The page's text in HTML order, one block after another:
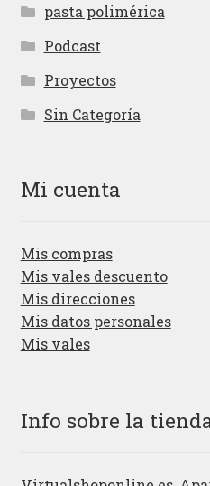
pasta polimérica
Podcast
Proyectos
Sin Categoría
Mi cuenta
Mis compras
Mis vales descuento
Mis direcciones
Mis datos personales
Mis vales
Info sobre la